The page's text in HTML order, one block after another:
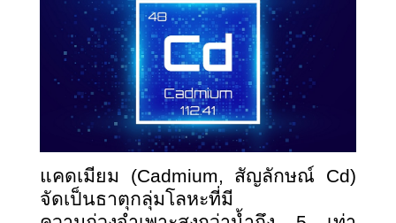
แคดเมียม (Cadmium, สัญลักษณ์ Cd)
จัดเป็นธาตุกลุ่มโลหะที่มี